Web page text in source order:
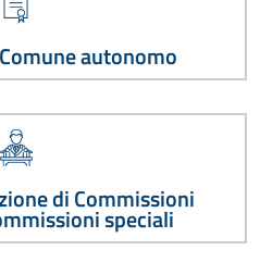
autonomo
di Commissioni
speciali